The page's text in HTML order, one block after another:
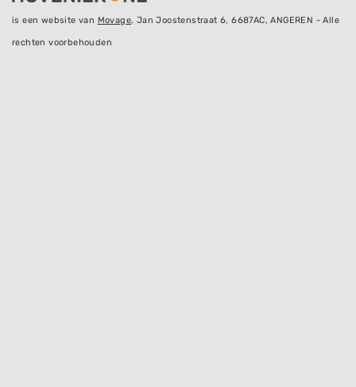
is een website van Movage, Jan Joostenstraat 6, 6687AC, ANGEREN - Alle
rechten voorbehouden